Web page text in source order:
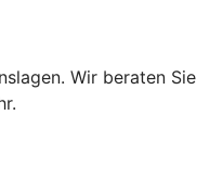
Wir beraten Sie